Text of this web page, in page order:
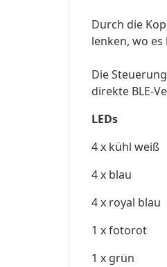
Durch die
lenken, wo
Die
direkte BLE-
LEDs
4 x kühl weiß
4 x blau
4 x royal blau
1 x fotorot
1 x grün